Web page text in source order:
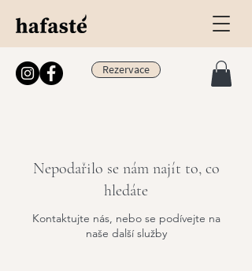
Rezervace
Nepodařilo se nám najít to, co
hledáte
Kontaktujte nás, nebo se podívejte na
naše další služby